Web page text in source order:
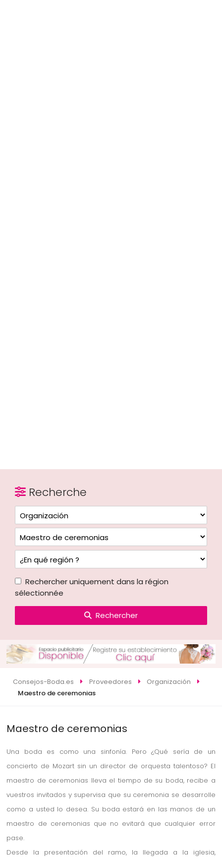
Recherche
Rechercher uniquement dans la région
sélectionnée
Rechercher
Consejos-Boda.es Proveedores
Organización
Maestro de ceremonias
Maestro de ceremonias
Una boda es como una sinfonía. Pero ¿Qué sería de un
concierto de Mozart sin un director de orquesta talentoso? El
maestro de ceremonias lleva el tiempo de su boda, recibe a
vuestros invitados y supervisa que su ceremonia se desarrolle
como a usted lo desea. Su boda estará en las manos de un
maestro de ceremonias que no evitará que cualquier error
pase.
Desde la presentación del ramo, la llegada a la iglesia,